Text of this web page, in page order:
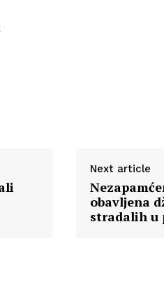
Next article
obavljena
stradalih u